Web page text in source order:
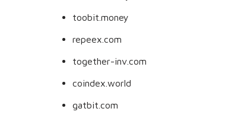
toobit.money
repeex.com
together-inv.com
coindex.world
gatbit.com